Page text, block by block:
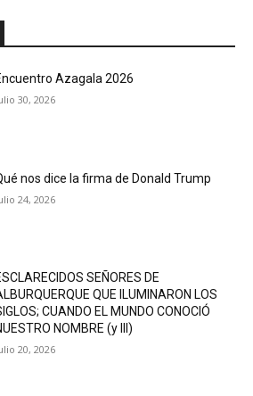
Azagala 2026
30, 2026
nos dice la firma de Donald Trump
24, 2026
SEÑORES DE
QUE ILUMINARON LOS
CUANDO EL MUNDO CONOCIÓ
NOMBRE (y III)
20, 2026